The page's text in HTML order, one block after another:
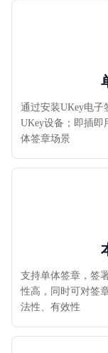
通过安装UKey电子
UKey设备；即插即
体签章场景
支持单体签章，签
性高，同时可对签
法性、有效性